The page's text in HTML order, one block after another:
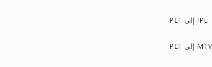
PEF إلى IPL
PEF إلى MTV